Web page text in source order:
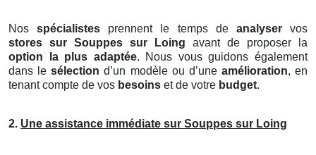
Nosspécialistes prennent le temps de analyservos
stores sur Souppes sur Loing avant de proposer la
option la plus adaptée. Nous vous guidons également
dans lesélection d’un modèle ou d’une amélioration, en
tenant compte de vos besoins et de votre budget.
2. Une assistance immédiate sur Souppes sur Loing